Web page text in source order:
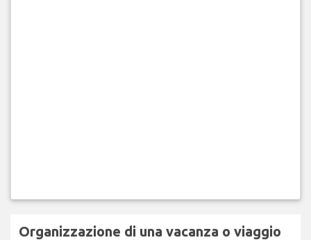
Organizzazione di una vacanza o viaggio